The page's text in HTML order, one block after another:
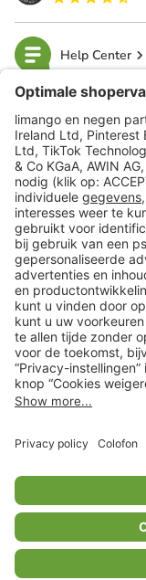
Help Center
limango
Veilig winkelen
Klantenservice
Shop
Acties
** Alle prijsopgaven
ᵃ Bij